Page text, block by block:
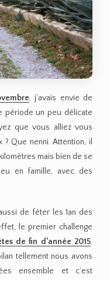
, j’avais envie de
période un peu délicate
que vous alliez vous
Que nenni. Attention, il
mais bien de se
en famille, avec des
de fêter les 1an des
le premier challenge
de fin d’année 2015.
tellement nous avons
ensemble et c’est